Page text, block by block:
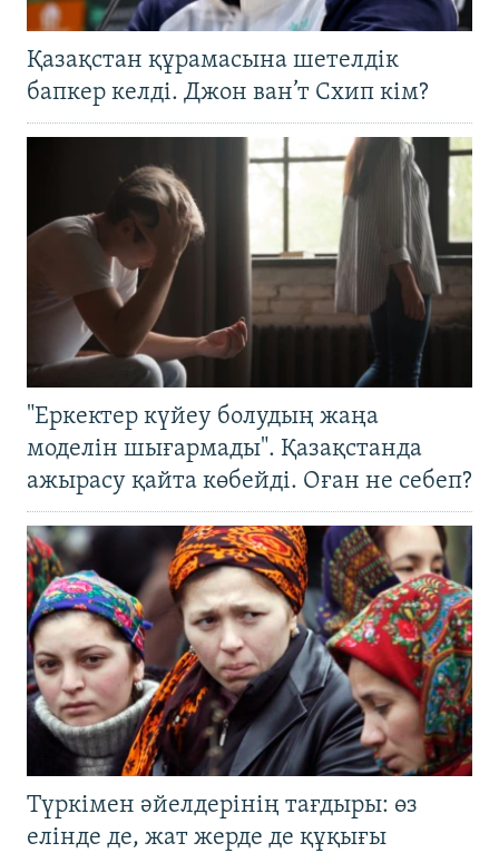
Қазақстан құрамасына шетелдік
бапкер келді. Джон ван’т Схип кім?
"Еркектер күйеу болудың жаңа
моделін шығармады". Қазақстанда
ажырасу қайта көбейді. Оған не себеп?
Түркімен әйелдерінің тағдыры: өз
елінде де, жат жерде де құқығы